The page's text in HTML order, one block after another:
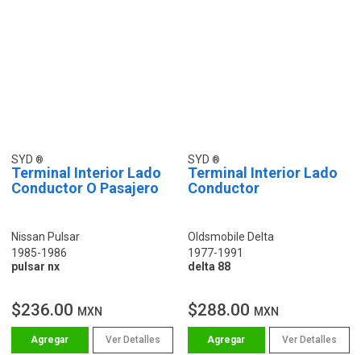
SYD
Terminal Interior Lado
Conductor O Pasajero
Nissan Pulsar
1985-1986
pulsar nx
$236.00 MXN
Ver Detalles
SYD
Terminal Interior Lado
Conductor
Oldsmobile Delta
1977-1991
delta 88
$288.00 MXN
Ver Detalles